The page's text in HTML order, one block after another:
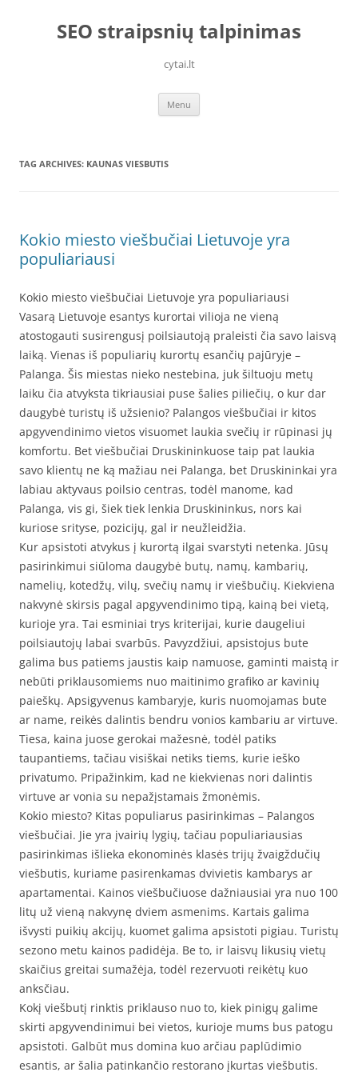
contentSEO straipsnių talpinimas
cytai.lt
Menu
TAG ARCHIVES: KAUNAS VIESBUTIS
Kokio miesto viešbučiai Lietuvoje yra
populiariausi
Kokio miesto viešbučiai Lietuvoje yra populiariausi
Vasarą Lietuvoje esantys kurortai vilioja ne vieną
atostogauti susirengusį poilsiautoją praleisti čia savo laisvą
laiką. Vienas iš populiarių kurortų esančių pajūryje –
Palanga. Šis miestas nieko nestebina, juk šiltuoju metų
laiku čia atvyksta tikriausiai puse šalies piliečių, o kur dar
daugybė turistų iš užsienio? Palangos viešbučiai ir kitos
apgyvendinimo vietos visuomet laukia svečių ir rūpinasi jų
komfortu. Bet viešbučiai Druskininkuose taip pat laukia
savo klientų ne ką mažiau nei Palanga, bet Druskininkai yra
labiau aktyvaus poilsio centras, todėl manome, kad
Palanga, vis gi, šiek tiek lenkia Druskininkus, nors kai
kuriose srityse, pozicijų, gal ir neužleidžia.
Kur apsistoti atvykus į kurortą ilgai svarstyti netenka. Jūsų
pasirinkimui siūloma daugybė butų, namų, kambarių,
namelių, kotedžų, vilų, svečių namų ir viešbučių. Kiekviena
nakvynė skirsis pagal apgyvendinimo tipą, kainą bei vietą,
kurioje yra. Tai esminiai trys kriterijai, kurie daugeliui
poilsiautojų labai svarbūs. Pavyzdžiui, apsistojus bute
galima bus patiems jaustis kaip namuose, gaminti maistą ir
nebūti priklausomiems nuo maitinimo grafiko ar kavinių
paieškų. Apsigyvenus kambaryje, kuris nuomojamas bute
ar name, reikės dalintis bendru vonios kambariu ar virtuve.
Tiesa, kaina juose gerokai mažesnė, todėl patiks
taupantiems, tačiau visiškai netiks tiems, kurie ieško
privatumo. Pripažinkim, kad ne kiekvienas nori dalintis
virtuve ar vonia su nepažįstamais žmonėmis.
Kokio miesto? Kitas populiarus pasirinkimas – Palangos
viešbučiai. Jie yra įvairių lygių, tačiau populiariausias
pasirinkimas išlieka ekonominės klasės trijų žvaigždučių
viešbutis, kuriame pasirenkamas dvivietis kambarys ar
apartamentai. Kainos viešbučiuose dažniausiai yra nuo 100
litų už vieną nakvynę dviem asmenims. Kartais galima
išvysti puikių akcijų, kuomet galima apsistoti pigiau. Turistų
sezono metu kainos padidėja. Be to, ir laisvų likusių vietų
skaičius greitai sumažėja, todėl rezervuoti reikėtų kuo
anksčiau.
Kokį viešbutį rinktis priklauso nuo to, kiek pinigų galime
skirti apgyvendinimui bei vietos, kurioje mums bus patogu
apsistoti. Galbūt mus domina kuo arčiau paplūdimio
esantis, ar šalia patinkančio restorano įkurtas viešbutis.